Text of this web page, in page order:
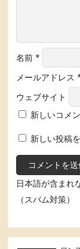
名前*
メールアドレス
ウェブサイト
新しいコメ
新しい投稿
日本語が含まれ
（スパム対策）